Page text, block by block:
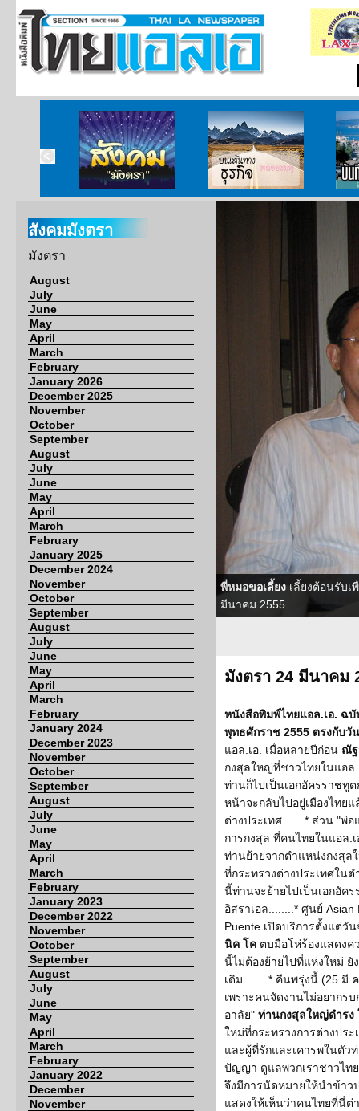
สังคมมังตรา บนเส้นทางธุรกิจ บั
สังคมมังตรา
มังตรา
August
July
June
May
April
March
February
January 2026
December 2025
November
October
September
August
July
June
May
April
March
February
January 2025
December 2024
November
October
September
August
July
June
May
April
March
February
January 2024
December 2023
November
October
September
August
July
June
May
April
March
February
January 2023
December 2022
November
October
September
August
July
June
May
April
March
February
January 2022
December
November
พี่หมอขอเลี้ยง เลี้ยงต้อนรับ
มีนาคม 2555
มังตรา 24 มีนาคม
หนังสือพิมพ์ไทยแอล.เอ. ฉ
พุทธศักราช 2555 ตรงกับวั
แอล.เอ. เมื่อหลายปีก่อน ณัฐ
กงสุลใหญ่ที่ชาวไทยในแอ
ท่านก็ไปเป็นเอกอัครราชทู
หน้าจะกลับไปอยู่เมืองไทย
ต่างประเทศ.......* ส่วน "พ่
การกงสุล ที่คนไทยในแอล.
ท่านย้ายจากตำแหน่งกงสุล
ที่กระทรวงต่างประเทศใน
นี้ท่านจะย้ายไปเป็นเอกอัค
อิสราเอล........* ศูนย์
Puente เปิดบริการตั้งแต่
นิค โค ตบมือโห่ร้องแสดง
นี้ไม่ต้องย้ายไปที่แห่งใหม่ ยั
เดิม........* คืนพรุ่งนี้ (25 มี
เพราะคนจัดงานไม่อยากร
อาลัย" ท่านกงสุลใหญ่ดำรง
ใหม่ที่กระทรวงการต่างปร
และผู้ที่รักและเคารพในตัว
ปัญญา ดูแลพวกเราชาวไท
จึงมีการนัดหมายให้นำข้าว
แสดงให้เห็นว่าคนไทยที่นี่